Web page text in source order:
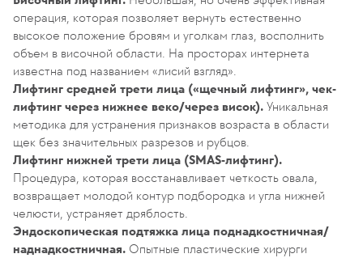
операция, которая позволяет вернуть естественно
высокое положение бровям и уголкам глаз, восполнить
объем в височной области. На просторах интернета
известна под названием «лисий взгляд».
Лифтинг средней трети лица («щечный лифтинг», чек-
лифтинг через нижнее веко/через висок). Уникальная
методика для устранения признаков возраста в области
щек без значительных разрезов и рубцов.
Лифтинг нижней трети лица (SMAS-лифтинг).
Процедура, которая восстанавливает четкость овала,
возвращает молодой контур подбородка и угла нижней
челюсти, устраняет дряблость.
Эндоскопическая подтяжка лица поднадкостничная/
наднадкостничная. Опытные пластические хирурги